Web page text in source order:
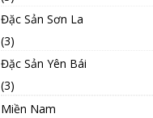
Đặc Sản Sơn La
(3)
Đặc Sản Yên Bái
(3)
Miền Nam